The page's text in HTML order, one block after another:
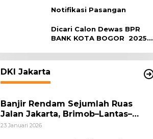
Notifikasi Pasangan
Dicari Calon Dewas BPR
BANK KOTA BOGOR 2025-
DKI Jakarta
Banjir Rendam Sejumlah Ruas
Jalan Jakarta, Brimob–Lantas–
Polair PMJ Bergerak Cepat, Polri
23 Januari 2026